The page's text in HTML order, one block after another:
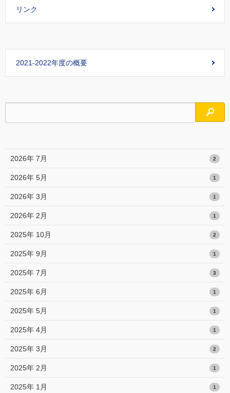
リンク
2021-2022年度の概要
検索
2026年 7月 2
2026年 5月 1
2026年 3月 1
2026年 2月 1
2025年 10月 2
2025年 9月 1
2025年 7月 3
2025年 6月 1
2025年 5月 1
2025年 4月 1
2025年 3月 2
2025年 2月 1
2025年 1月 1